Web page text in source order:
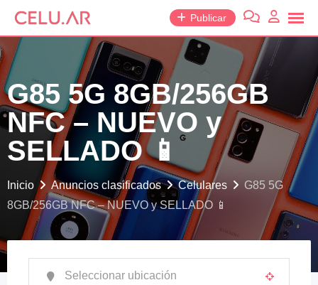
saltar
contenido
Publicar
G85 5G 8GB/256GB
NFC – NUEVO y
SELLADO 📱
Inicio Anuncios clasificados Celulares
G85 5G
8GB/256GB NFC – NUEVO y SELLADO 📱